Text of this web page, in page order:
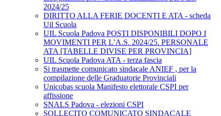
2024/25
DIRITTO ALLA FERIE DOCENTI E ATA - scheda
Uil Scuola
UIL Scuola Padova POSTI DISPONIBILI DOPO I
MOVIMENTI PER L’A.S. 2024/25. PERSONALE
ATA [TABELLE DIVISE PER PROVINCIA]
UIL Scuola Padova ATA - terza fascia
Si trasmette comunicato sindacale ANIEF , per la
compilazione delle Graduatorie Provinciali
Unicobas scuola Manifesto elettorale CSPI per
affissione
SNALS Padova - elezioni CSPI
SOLLECITO COMUNICATO SINDACALE